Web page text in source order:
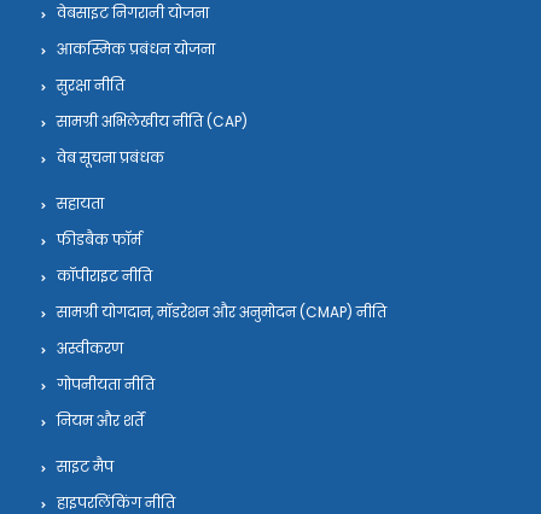
वेबसाइट निगरानी योजना
आकस्मिक प्रबंधन योजना
सुरक्षा नीति
सामग्री अभिलेखीय नीति (CAP)
वेब सूचना प्रबंधक
सहायता
फीडबैक फॉर्म
कॉपीराइट नीति
सामग्री योगदान, मॉडरेशन और अनुमोदन (CMAP) नीति
अस्वीकरण
गोपनीयता नीति
नियम और शर्तें
साइट मैप
हाइपरलिंकिंग नीति